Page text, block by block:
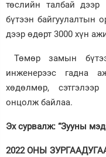
төслийн талбай
бүтээн байгуулалтын
дээр өдөрт 3000 хүн
Төмөр замын
инженерээс гадна
хөдөлмөр, сэтгэлээр
онцолж байлаа.
Эх сурвалж: “Зууны
2022 ОНЫ